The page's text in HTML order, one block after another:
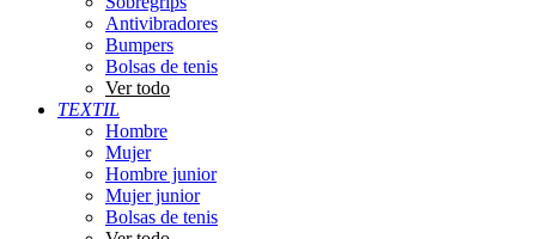
Antivibradores
Bumpers
Bolsas de tenis
Ver todo
TEXTIL
Hombre
Mujer
Hombre junior
Mujer junior
Bolsas de tenis